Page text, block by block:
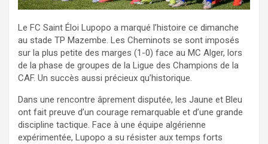
Le FC Saint Éloi Lupopo a marqué l’histoire ce dimanche
au stade TP Mazembe. Les Cheminots se sont imposés
sur la plus petite des marges (1-0) face au MC Alger, lors
de la phase de groupes de la Ligue des Champions de la
CAF. Un succès aussi précieux qu’historique.
Dans une rencontre âprement disputée, les Jaune et Bleu
ont fait preuve d’un courage remarquable et d’une grande
discipline tactique. Face à une équipe algérienne
expérimentée, Lupopo a su résister aux temps forts